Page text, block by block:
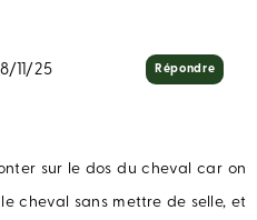
11/25
sur le dos du cheval car on
cheval sans mettre de selle, et
Répondre